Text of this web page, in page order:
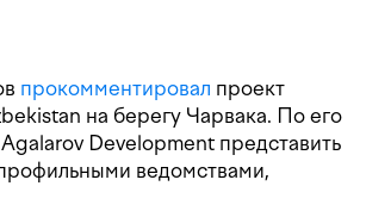
прокомментировал проект
на берегу Чарвака. По его
Development представить
ведомствами,